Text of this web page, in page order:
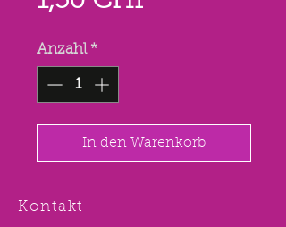
Anzahl *
In den Warenkorb
Kontakt